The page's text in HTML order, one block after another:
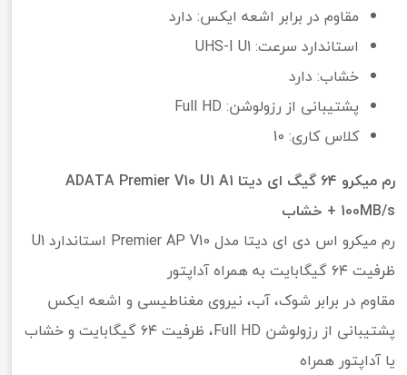
مقاوم در برابر اشعه ایکس: دارد
استاندارد سرعت: UHS-I U1
خشاب: دارد
پشتیبانی از رزولوشن: Full HD
کلاس کاری: 10
رم میکرو ۶۴ گیگ ای دیتا ADATA Premier V10 U1 A1
100MB/s + خشاب
رم میکرو اس دی ای دیتا مدل Premier AP V10 استاندارد U1
ظرفیت ۶۴ گیگابایت به همراه آداپتور
مقاوم در برابر شوک، آب، نیروی مغناطیسی و اشعه ایکس
پشتیبانی از رزولوشن Full HD، ظرفیت ۶۴ گیگابایت و خشاب
یا آداپتور همراه